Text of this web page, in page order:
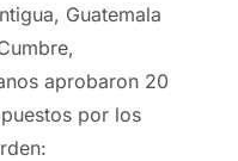
Guatemala
aprobaron 20
por los